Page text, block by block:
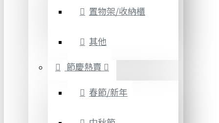
置物架/收納櫃
其他
節慶熱賣
春節/新年